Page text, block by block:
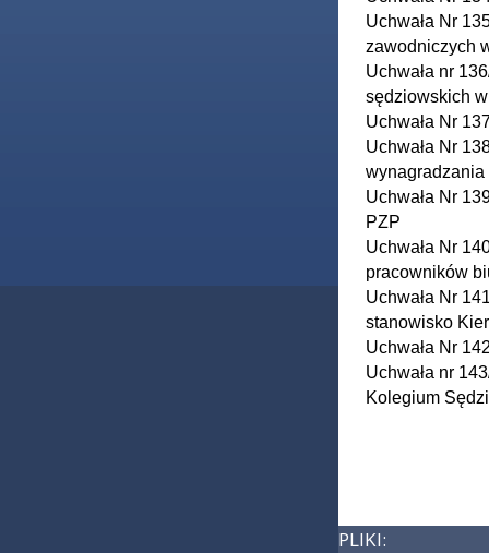
Uchwała Nr
zawodniczych
Uchwała nr
sędziowskich
Uchwała Nr
Uchwała Nr
Uchwała Nr
PZP
Uchwała Nr
pracowników
Uchwała Nr
stanowisko
Uchwała Nr
Uchwała nr
Kolegium
PLIKI: